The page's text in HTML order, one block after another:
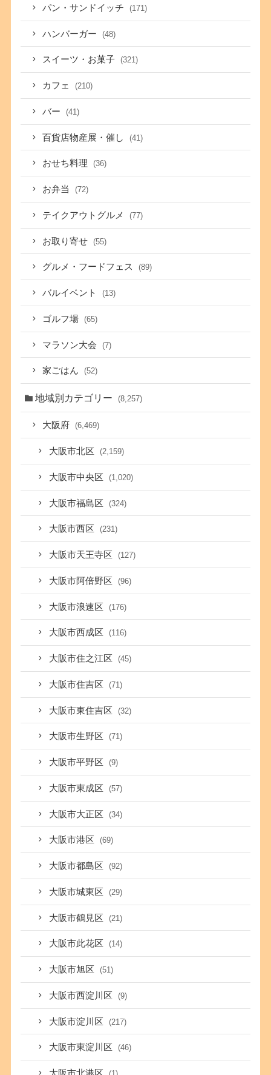
パン・サンドイッチ (171)
ハンバーガー (48)
スイーツ・お菓子 (321)
カフェ (210)
バー (41)
百貨店物産展・催し (41)
おせち料理 (36)
お弁当 (72)
テイクアウトグルメ (77)
お取り寄せ (55)
グルメ・フードフェス (89)
バルイベント (13)
ゴルフ場 (65)
マラソン大会 (7)
家ごはん (52)
地域別カテゴリー (8,257)
大阪府 (6,469)
大阪市北区 (2,159)
大阪市中央区 (1,020)
大阪市福島区 (324)
大阪市西区 (231)
大阪市天王寺区 (127)
大阪市阿倍野区 (96)
大阪市浪速区 (176)
大阪市西成区 (116)
大阪市住之江区 (45)
大阪市住吉区 (71)
大阪市東住吉区 (32)
大阪市生野区 (71)
大阪市平野区 (9)
大阪市東成区 (57)
大阪市大正区 (34)
大阪市港区 (69)
大阪市都島区 (92)
大阪市城東区 (29)
大阪市鶴見区 (21)
大阪市此花区 (14)
大阪市旭区 (51)
大阪市西淀川区 (9)
大阪市淀川区 (217)
大阪市東淀川区 (46)